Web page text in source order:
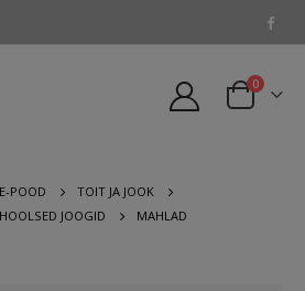
0
E-POOD
TOIT JA JOOK
JOOGID
MAHLAD